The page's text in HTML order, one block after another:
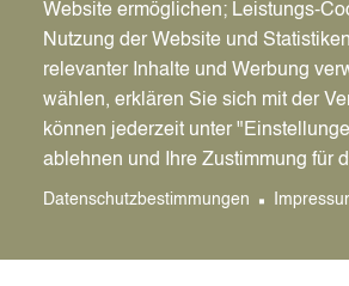
Website ermöglichen; Leistungs-
Nutzung der Website und
relevanter Inhalte und Werbung
wählen, erklären Sie sich mit der
können jederzeit unter
ablehnen und Ihre Zustimmung für
Datenschutzbestimmungen